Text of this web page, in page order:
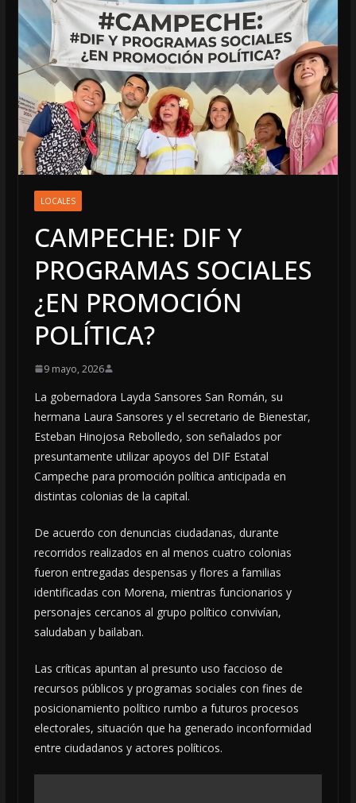
LOCALES
CAMPECHE: DIF Y
PROGRAMAS SOCIALES
¿EN PROMOCIÓN
POLÍTICA?
9 mayo, 2026
La gobernadora Layda Sansores San Román, su
hermana Laura Sansores y el secretario de Bienestar,
Esteban Hinojosa Rebolledo, son señalados por
presuntamente utilizar apoyos del DIF Estatal
Campeche para promoción política anticipada en
distintas colonias de la capital.
De acuerdo con denuncias ciudadanas, durante
recorridos realizados en al menos cuatro colonias
fueron entregadas despensas y flores a familias
identificadas con Morena, mientras funcionarios y
personajes cercanos al grupo político convivían,
saludaban y bailaban.
Las críticas apuntan al presunto uso faccioso de
recursos públicos y programas sociales con fines de
posicionamiento político rumbo a futuros procesos
electorales, situación que ha generado inconformidad
entre ciudadanos y actores políticos.